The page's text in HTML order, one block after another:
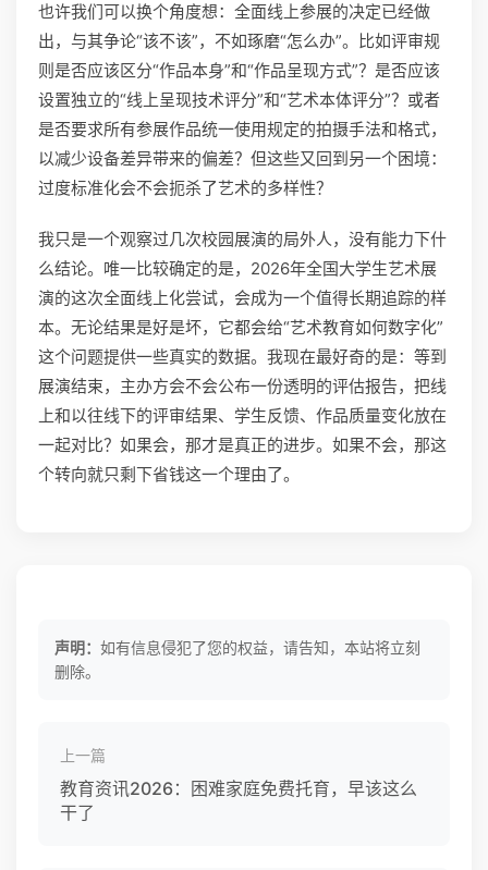
也许我们可以换个角度想：全面线上参展的决定已经做
出，与其争论“该不该”，不如琢磨“怎么办”。比如评审规
则是否应该区分“作品本身”和“作品呈现方式”？是否应该
设置独立的“线上呈现技术评分”和“艺术本体评分”？或者
是否要求所有参展作品统一使用规定的拍摄手法和格式，
以减少设备差异带来的偏差？但这些又回到另一个困境：
过度标准化会不会扼杀了艺术的多样性？
我只是一个观察过几次校园展演的局外人，没有能力下什
么结论。唯一比较确定的是，2026年全国大学生艺术展
演的这次全面线上化尝试，会成为一个值得长期追踪的样
本。无论结果是好是坏，它都会给“艺术教育如何数字化”
这个问题提供一些真实的数据。我现在最好奇的是：等到
展演结束，主办方会不会公布一份透明的评估报告，把线
上和以往线下的评审结果、学生反馈、作品质量变化放在
一起对比？如果会，那才是真正的进步。如果不会，那这
个转向就只剩下省钱这一个理由了。
声明： 如有信息侵犯了您的权益，请告知，本站将立刻
删除。
上一篇
教育资讯2026：困难家庭免费托育，早该这么
干了